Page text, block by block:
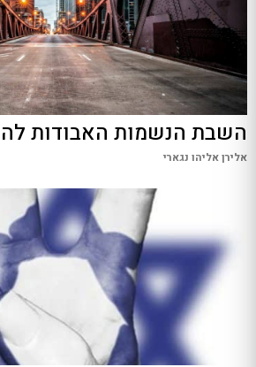
השבת הנשמות האבודות
אלירן אליהו נגארי